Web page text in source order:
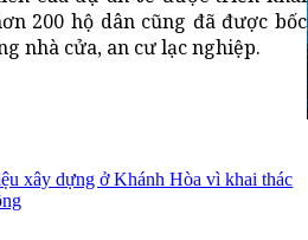
200 hộ dân cũng đã được bốc
nhà cửa, an cư lạc nghiệp.
xây dựng ở Khánh Hòa vì khai thác